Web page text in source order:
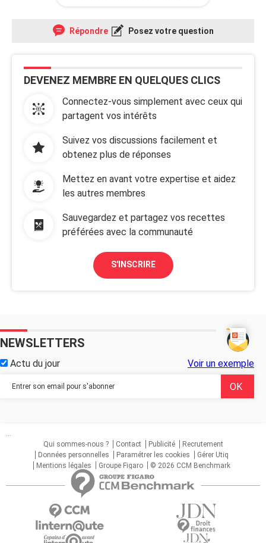
Répondre Posez votre question
DEVENEZ MEMBRE EN QUELQUES CLICS
Connectez-vous simplement avec ceux qui
partagent vos intérêts
Suivez vos discussions facilement et
obtenez plus de réponses
Mettez en avant votre expertise et aidez
les autres membres
Sauvegardez et partagez vos recettes
préférées avec la communauté
S'INSCRIRE
NEWSLETTERS
Actu du jour Voir un exemple
...
Qui sommes-nous ?
Contact Publicité
Recrutement
Données personnelles
Paramétrer les cookies
Gérer Utiq
Mentions légales
Groupe Figaro © 2026 CCM Benchmark